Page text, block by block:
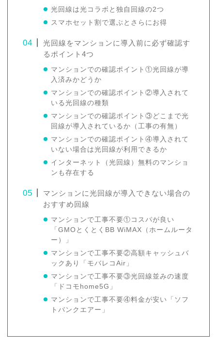
光回線は光コラボと独自回線の2つ
スマホセット割で選ぶとさらにお得
光回線をマンションに導入前に必ず確認す
るポイント4つ
マンションでの確認ポイント①光回線が導
入済みかどうか
マンションでの確認ポイント②導入されて
いる光回線の種類
マンションでの確認ポイント③どこまで光
回線が導入されているか（工事の有無）
マンションでの確認ポイント④導入されて
いない場合は光回線が利用できるか
インターネット（光回線）無料のマンショ
ンも存在する
マンションに光回線が導入できない場合の
おすすめ回線
マンションで工事不要①コスパが良い
「GMOとくとくBB WiMAX（ホームルータ
ー）」
マンションで工事不要②高額キャッシュバ
ックあり「モバレコAir」
マンションで工事不要③光回線並みの速度
「ドコモhome5G」
マンションで工事不要④料金が安い「ソフ
トバンクエアー」